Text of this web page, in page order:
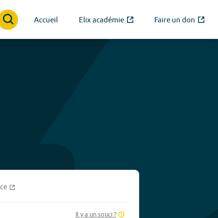
Accueil Elix académie Faire un don
Il y a un souci ?